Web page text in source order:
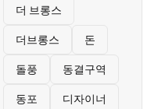
더 브롱스
더브롱스 돈
돌풍 동결구역
동포 디자이너